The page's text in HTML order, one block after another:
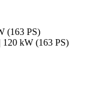
(163 PS)
120 kW (163 PS)